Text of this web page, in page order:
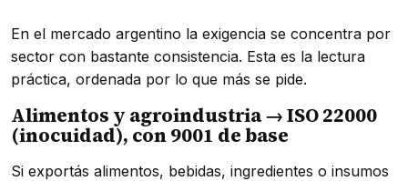
En el mercado argentino la exigencia se concentra por
sector con bastante consistencia. Esta es la lectura
práctica, ordenada por lo que más se pide.
Alimentos y agroindustria → ISO 22000
(inocuidad), con 9001 de base
Si exportás alimentos, bebidas, ingredientes o insumos